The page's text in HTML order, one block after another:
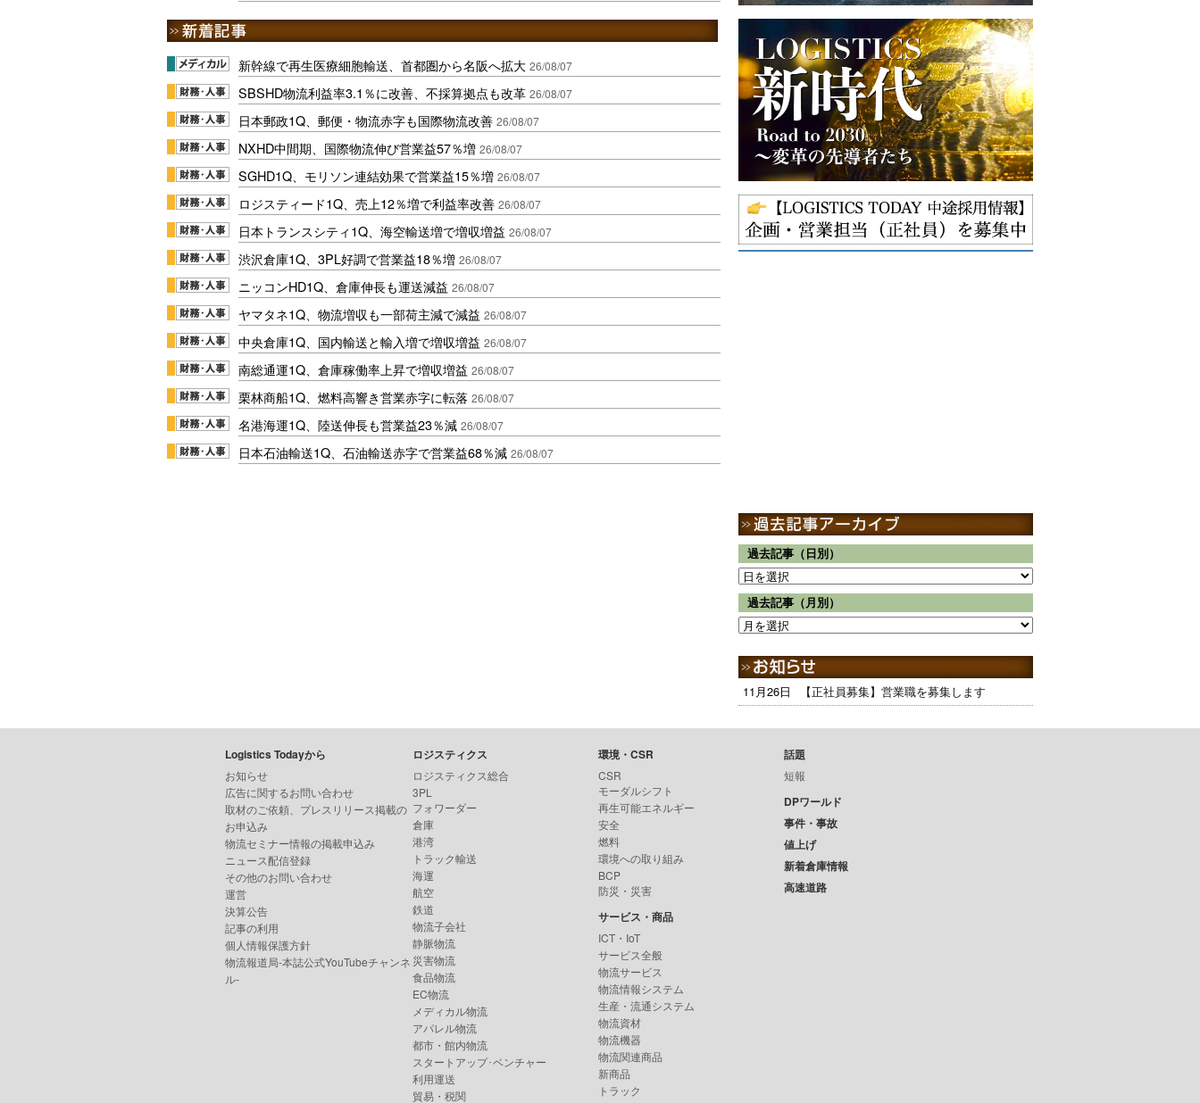
新幹線で再生医療細胞輸送、首都圏から名阪へ拡大 26/08/07
SBSHD物流利益率3.1％に改善、不採算拠点も改革 26/08/07
日本郵政1Q、郵便・物流赤字も国際物流改善 26/08/07
NXHD中間期、国際物流伸び営業益57％増 26/08/07
SGHD1Q、モリソン連結効果で営業益15％増 26/08/07
ロジスティード1Q、売上12％増で利益率改善 26/08/07
日本トランスシティ1Q、海空輸送増で増収増益 26/08/07
渋沢倉庫1Q、3PL好調で営業益18％増 26/08/07
ニッコンHD1Q、倉庫伸長も運送減益 26/08/07
ヤマタネ1Q、物流増収も一部荷主減で減益 26/08/07
中央倉庫1Q、国内輸送と輸入増で増収増益 26/08/07
南総通運1Q、倉庫稼働率上昇で増収増益 26/08/07
栗林商船1Q、燃料高響き営業赤字に転落 26/08/07
名港海運1Q、陸送伸長も営業益23％減 26/08/07
日本石油輸送1Q、石油輸送赤字で営業益68％減 26/08/07
過去記事（日別）
過去記事（月別）
11月26日 【正社員募集】営業職を募集します
Logistics Todayから
お知らせ
広告に関するお問い合わせ
取材のご依頼、プレスリリース掲載の
お申込み
物流セミナー情報の掲載申込み
ニュース配信登録
その他のお問い合わせ
運営
決算公告
記事の利用
個人情報保護方針
物流報道局-本誌公式YouTubeチャンネ
ル-
ロジスティクス
ロジスティクス総合
3PL
フォワーダー
倉庫
港湾
トラック輸送
海運
航空
鉄道
物流子会社
静脈物流
災害物流
食品物流
EC物流
メディカル物流
アパレル物流
都市・館内物流
スタートアップ･ベンチャー
利用運送
貿易・税関
環境・CSR
CSR
モーダルシフト
再生可能エネルギー
安全
燃料
環境への取り組み
BCP
防災・災害
サービス・商品
ICT・IoT
サービス全般
物流サービス
物流情報システム
生産・流通システム
物流資材
物流機器
物流関連商品
新商品
トラック
話題
短報
DPワールド
事件・事故
値上げ
新着倉庫情報
高速道路